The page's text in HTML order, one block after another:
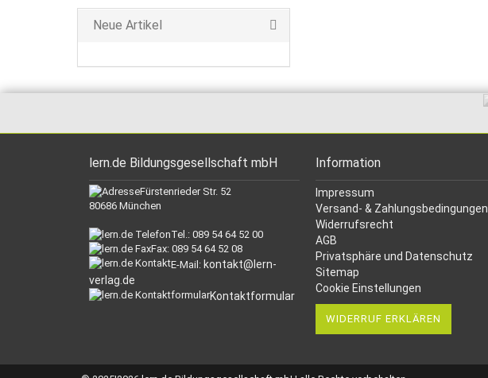
Neue Artikel
lern.de Bildungsgesellschaft mbH
Fürstenrieder Str. 52
80686 München
Tel.: 089 54 64 52 00
Fax: 089 54 64 52 08
E-Mail: kontakt@lern-
verlag.de
Kontaktformular
Information
Impressum
Versand- & Zahlungsbedingungen
Widerrufsrecht
AGB
Privatsphäre und Datenschutz
Sitemap
Cookie Einstellungen
WIDERRUF ERKLÄREN